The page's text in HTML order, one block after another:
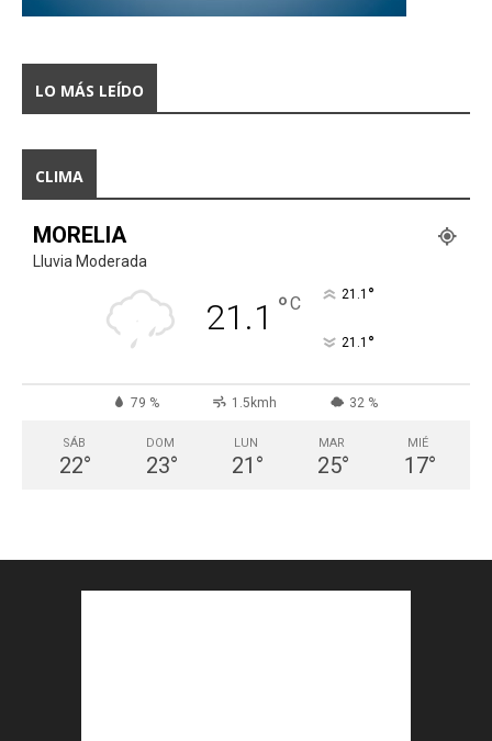
LO MÁS LEÍDO
CLIMA
MORELIA
Lluvia Moderada
21.1 °C 21.1 °
21.1 °
79 % 1.5kmh 32 %
SÁB
22°
DOM
23°
LUN
21 °
MAR
25°
MIÉ
17°